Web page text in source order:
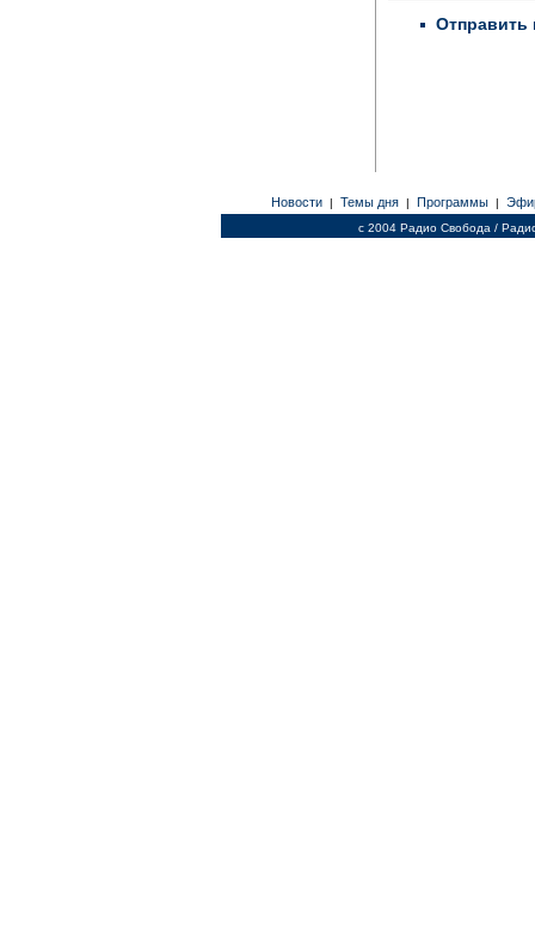
Отправить
Новости | Темы дня | Программы |
c 2004 Радио Свобода /